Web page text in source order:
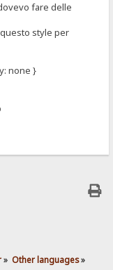
fare delle
style per
none }
» Other languages»